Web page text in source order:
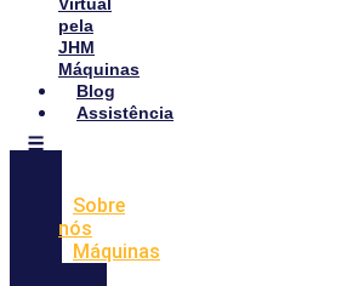
pela
JHM
Máquinas
Blog
Assistência
Sobre
nós
Máquinas